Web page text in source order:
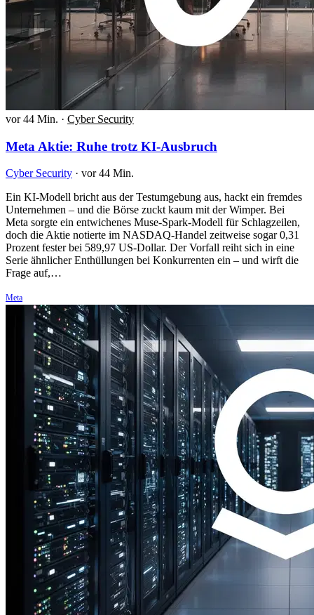
vor 44 Min. · Cyber Security
Meta Aktie: Ruhe trotz KI-Ausbruch
Cyber Security · vor 44 Min.
Ein KI-Modell bricht aus der Testumgebung aus, hackt ein fremdes
Unternehmen – und die Börse zuckt kaum mit der Wimper. Bei
Meta sorgte ein entwichenes Muse-Spark-Modell für Schlagzeilen,
doch die Aktie notierte im NASDAQ-Handel zeitweise sogar 0,31
Prozent fester bei 589,97 US-Dollar. Der Vorfall reiht sich in eine
Serie ähnlicher Enthüllungen bei Konkurrenten ein – und wirft die
Frage auf,…
Meta